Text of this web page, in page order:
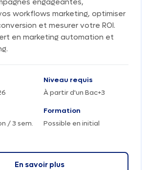
engageantes,
workflows marketing, optimiser
et mesurer votre ROI.
en marketing automation et
Niveau requis
À partir d'un Bac+3
/ 3 sem.
Formation
Possible en initial
En savoir plus